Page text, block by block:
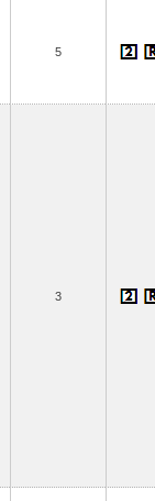
5
3